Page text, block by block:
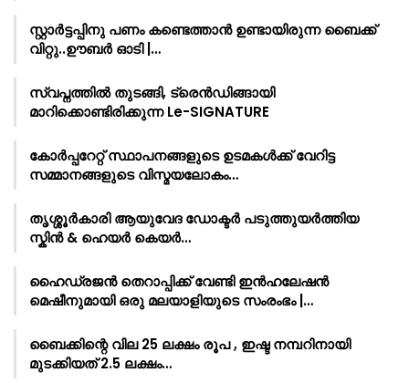
സ്റ്റാർട്ടപ്പിനു പണം കണ്ടെത്താൻ ഉണ്ടായിരുന്ന ബൈക്ക്
വിറ്റു..ഊബർ ഓടി |…
സ്വപ്നത്തിൽ തുടങ്ങി, ട്രെൻഡിങ്ങായി
മാറിക്കൊണ്ടിരിക്കുന്ന Le-SIGNATURE
കോർപ്പറേറ്റ് സ്ഥാപനങ്ങളുടെ ഉടമകൾക്ക് വേറിട്ട
സമ്മാനങ്ങളുടെ വിസ്മയലോകം…
തൃശ്ശൂർകാരി ആയുവേദ ഡോക്ടർ പടുത്തുയർത്തിയ
സ്കിൻ & ഹെയർ കെയർ…
ഹൈഡ്രജൻ തെറാപ്പിക്ക് വേണ്ടി ഇൻഹലേഷൻ
മെഷീനുമായി ഒരു മലയാളിയുടെ സംരംഭം |…
ബൈക്കിന്റെ വില 25 ലക്ഷം രൂപ , ഇഷ്ട നമ്പറിനായി
മുടക്കിയത് 2.5 ലക്ഷം…